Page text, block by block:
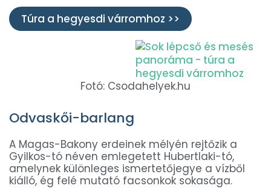
Túra a hegyesdi várromhoz >>
Fotó: Csodahelyek.hu
Odvaskői-barlang
A Magas-Bakony erdeinek mélyén rejtőzik a
Gyilkos-tó néven emlegetett Hubertlaki-tó,
amelynek különleges ismertetőjegye a vízből
kiálló, ég felé mutató facsonkok sokasága.